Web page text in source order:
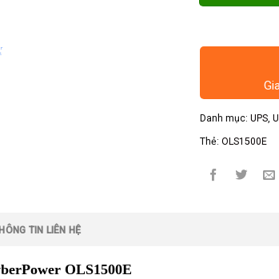
Danh mục: UPS,
Thẻ: OLS1500E
TIN LIÊN HỆ
OLS1500E